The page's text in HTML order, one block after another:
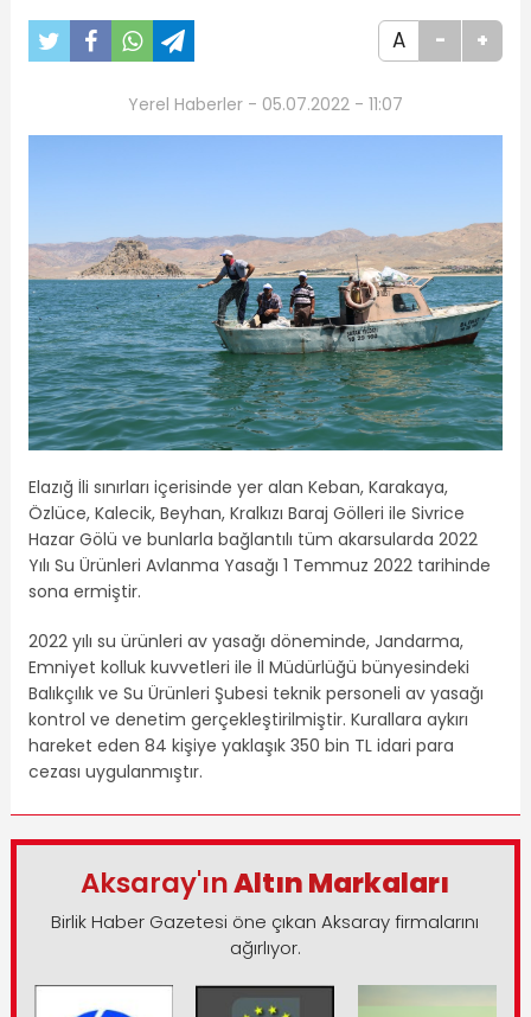
A - +
Yerel Haberler - 05.07.2022 - 11:07
Elazığ İli sınırları içerisinde yer alan Keban, Karakaya,
Özlüce, Kalecik, Beyhan, Kralkızı Baraj Gölleri ile Sivrice
Hazar Gölü ve bunlarla bağlantılı tüm akarsularda 2022
Yılı Su Ürünleri Avlanma Yasağı 1 Temmuz 2022 tarihinde
sona ermiştir.
2022 yılı su ürünleri av yasağı döneminde, Jandarma,
Emniyet kolluk kuvvetleri ile İl Müdürlüğü bünyesindeki
Balıkçılık ve Su Ürünleri Şubesi teknik personeli av yasağı
kontrol ve denetim gerçekleştirilmiştir. Kurallara aykırı
hareket eden 84 kişiye yaklaşık 350 bin TL idari para
cezası uygulanmıştır.
Aksaray'ınAltın Markaları
Birlik Haber Gazetesi öne çıkan Aksaray firmalarını
ağırlıyor.